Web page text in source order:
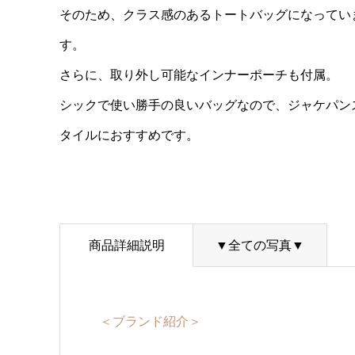
そのため、クラス感のあるトートバッグになってい
す。
さらに、取り外し可能なインナーポーチも付属。
シックで使い勝手の良いバッグなので、ジャケパン
タイルにおすすめです。
商品詳細説明 ▼全ての写真▼
＜ブランド紹介＞